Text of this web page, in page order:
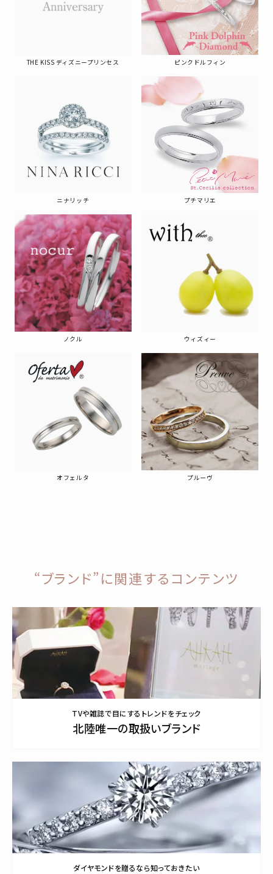
THE KISS ディズニープリンセス ピンクドルフィン
ニナリッチ プチマリエ
ノクル ウィズィー
オフェルタ プルーヴ
“ブランド”に関連するコンテンツ
TVや雑誌で目にするトレンドをチェック
北陸唯一の取扱いブランド
ダイヤモンドを贈るなら知っておきたい